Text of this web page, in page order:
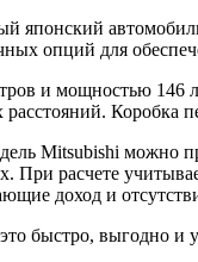
японский
опций для
и мощностью 146
Коробка
Mitsubishi можно
При расчете
доход и
быстро, выгодно и